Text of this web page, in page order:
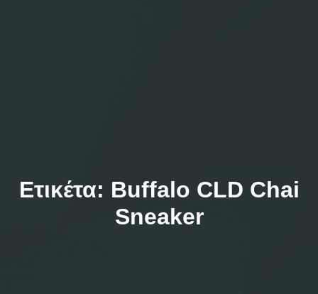
Ετικέτα: Buffalo CLD Chai
Sneaker